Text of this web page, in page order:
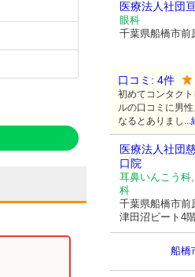
医療法人社団
眼科
千葉県船橋市前
口コミ: 4件
初めてコンタク
ルの口コミに男
なるとありまし...
医療法人社団
口院
耳鼻いんこう科
科
千葉県船橋市前
津田沼ビート4
船橋